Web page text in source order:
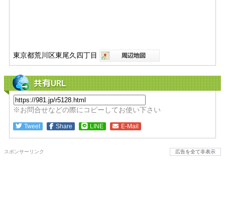
東京都荒川区東尾久四丁目
共有URL
※お問合せなどの際にコピーしてお使い下さい
Tweet Share LINE E-Mail
スポンサーリンク 広告を全て非表示